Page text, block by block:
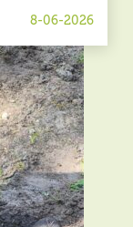
8-06-2026